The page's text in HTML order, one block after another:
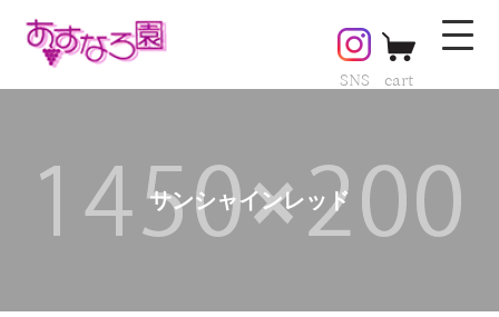
SNS cart
サンシャインレッド